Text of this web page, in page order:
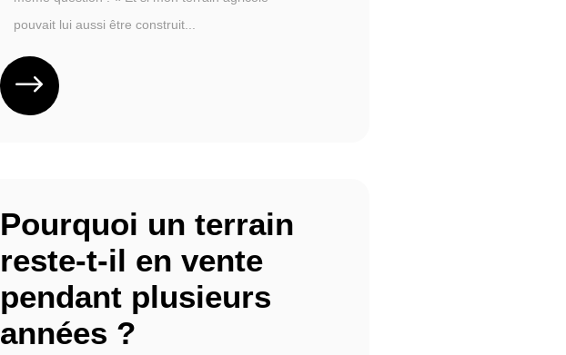
pouvait lui aussi être construit...
Pourquoi un terrain
reste-t-il en vente
pendant plusieurs
années ?